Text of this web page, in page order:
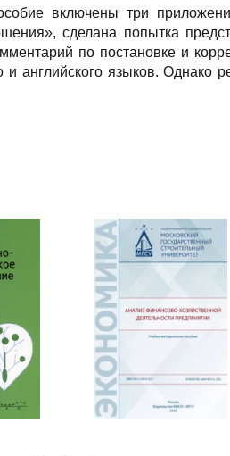
включены три
сделана попытка
по постановке и
и английского языков.